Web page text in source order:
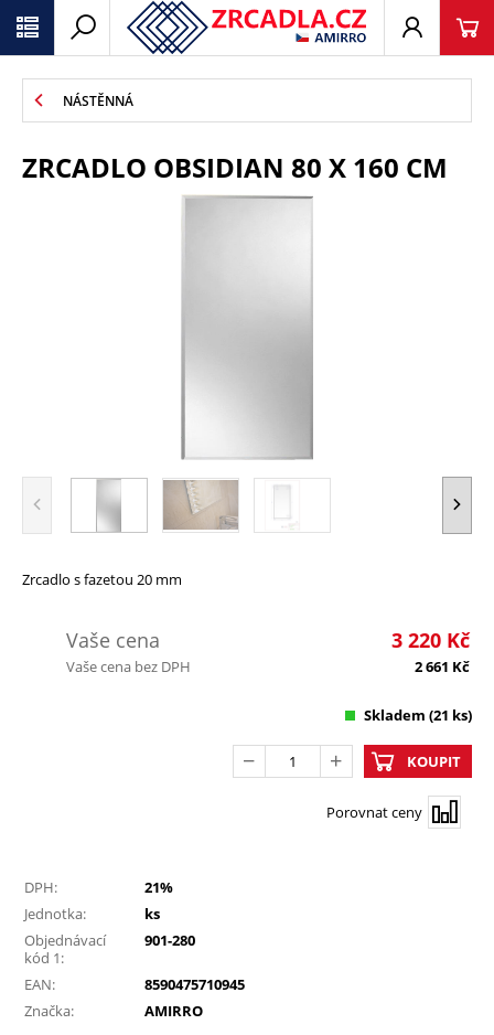
NÁSTĚNNÁ
ZRCADLO OBSIDIAN 80 X 160 CM
Zrcadlo s fazetou 20 mm
Vaše cena 3 220 Kč
Vaše cena bez DPH 2 661 Kč
Skladem (21 ks)
Porovnat ceny
KOUPIT
DPH:
21%
Jednotka:
ks
Objednávací
kód 1:
901-280
EAN:
8590475710945
Značka:
AMIRRO